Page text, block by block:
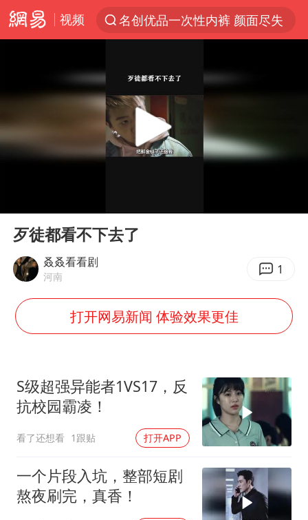
视频
名创优品一次性内裤 颜面尽失
香港宏福苑火灾或由烟头引起
浙江金华：市民非必要不外出
周末打虎 宋致远被查
刘浩存百花奖开幕式红裙起舞
万岁山接盘烂尾恒大文旅城
泰国初中生饮弹自尽前开了26枪
“准2万亿”之城点名支持三所大学
店主称换“青海拉面”招牌后生意更好
女儿为争财产堵门阻挠父亲出殡
习近平心系体育强国建设
Play
歹徒都看不下去了
叒叒看看剧
河南 1
打开网易新闻 体验效果更佳
S级超强异能者1VS17，反
抗校园霸凌！
看了还想看 1跟贴 打开APP
一个片段入坑，整部短剧
熬夜刷完，真香！